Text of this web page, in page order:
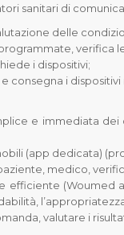
sanitari di
delle
verifica
i dispositivi;
consegna i dispositivi
e immediata
(app dedicata)
medico,
efficiente (Woumed
valutare i